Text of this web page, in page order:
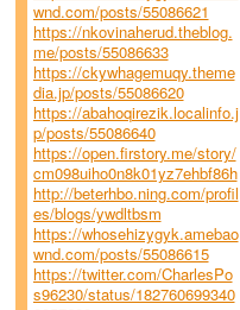
wnd.com/posts/55086621
https://nkovinaherud.theblog.
me/posts/55086633
https://ckywhagemuqy.theme
dia.jp/posts/55086620
https://abahoqirezik.localinfo.j
p/posts/55086640
https://open.firstory.me/story/
cm098uiho0n8k01yz7ehbf86h
http://beterhbo.ning.com/profil
es/blogs/ywdltbsm
https://whosehizygyk.amebao
wnd.com/posts/55086615
https://twitter.com/CharlesPo
s96230/status/182760699340